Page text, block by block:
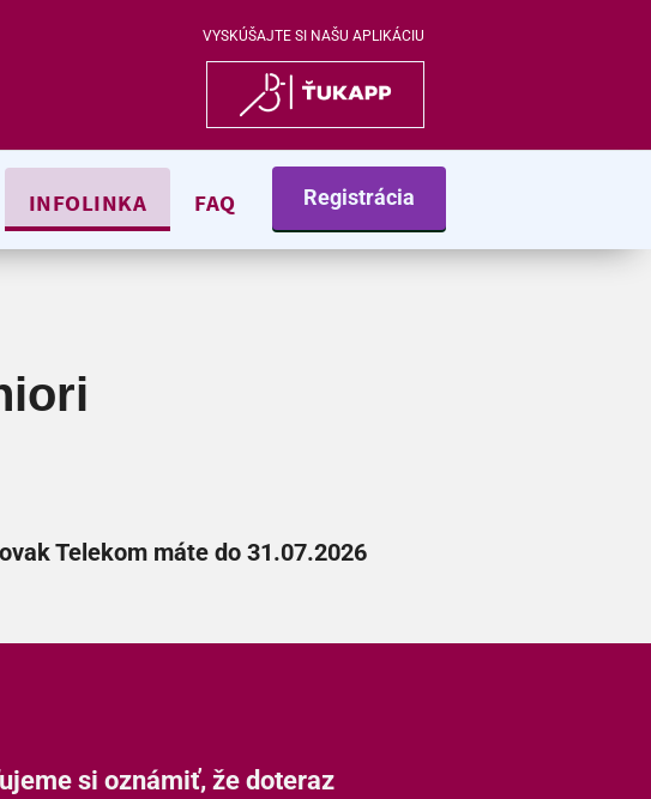
VYSKÚŠAJTE SI NAŠU APLIKÁCIU
INFOLINKA FAQ Registrácia
Telekom máte do 31.07.2026
si oznámiť, že doteraz